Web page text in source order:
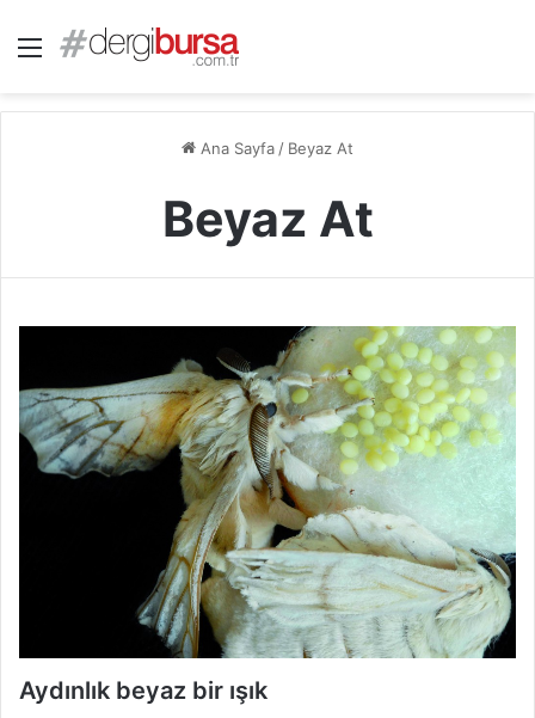
Menü
Ana Sayfa / Beyaz At
Beyaz At
Aydınlık beyaz bir ışık